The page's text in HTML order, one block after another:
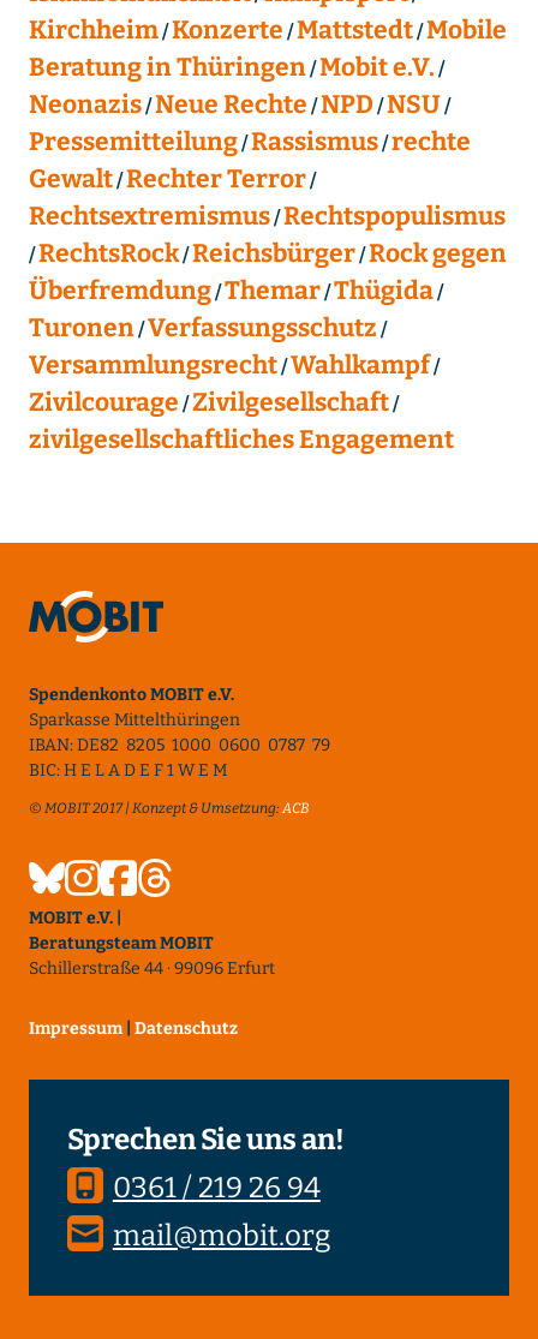
Kirchheim Konzerte Mattstedt Mobile
Beratung in Thüringen Mobit e.V.
Neonazis Neue Rechte NPD NSU
Pressemitteilung Rassismus rechte
Gewalt Rechter Terror
Rechtsextremismus Rechtspopulismus
RechtsRock Reichsbürger Rock gegen
Überfremdung Themar Thügida
Turonen Verfassungsschutz
Versammlungsrecht Wahlkampf
Zivilcourage Zivilgesellschaft
zivilgesellschaftliches Engagement
Spendenkonto MOBIT e.V.
Sparkasse Mittelthüringen
IBAN: DE82 8205 1000 0600 0787 79
BIC: H E L A D E F 1 W E M
© MOBIT 2017 | Konzept & Umsetzung:ACB
MOBIT e.V. |
Beratungsteam MOBIT
Schillerstraße 44 · 99096 Erfurt
Impressum Datenschutz
Sprechen Sie uns an!
0361 / 219 26 94
mail@mobit.org